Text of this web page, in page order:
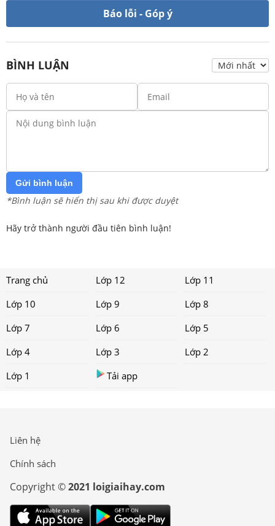
Báo lỗi - Góp ý
BÌNH LUẬN
Gửi bình luận
*Bình luận sẽ hiển thị sau khi được duyệt
Hãy trở thành người đầu tiên bình luận!
Trang chủ Lớp 12
Lớp 11
Lớp 10
Lớp 9
Lớp 8
Lớp 7
Lớp 6
Lớp 5
Lớp 4
Lớp 3
Lớp 2
Lớp 1
Tải app
Liên hệ
Chính sách
Copyright ©2021 loigiaihay.com